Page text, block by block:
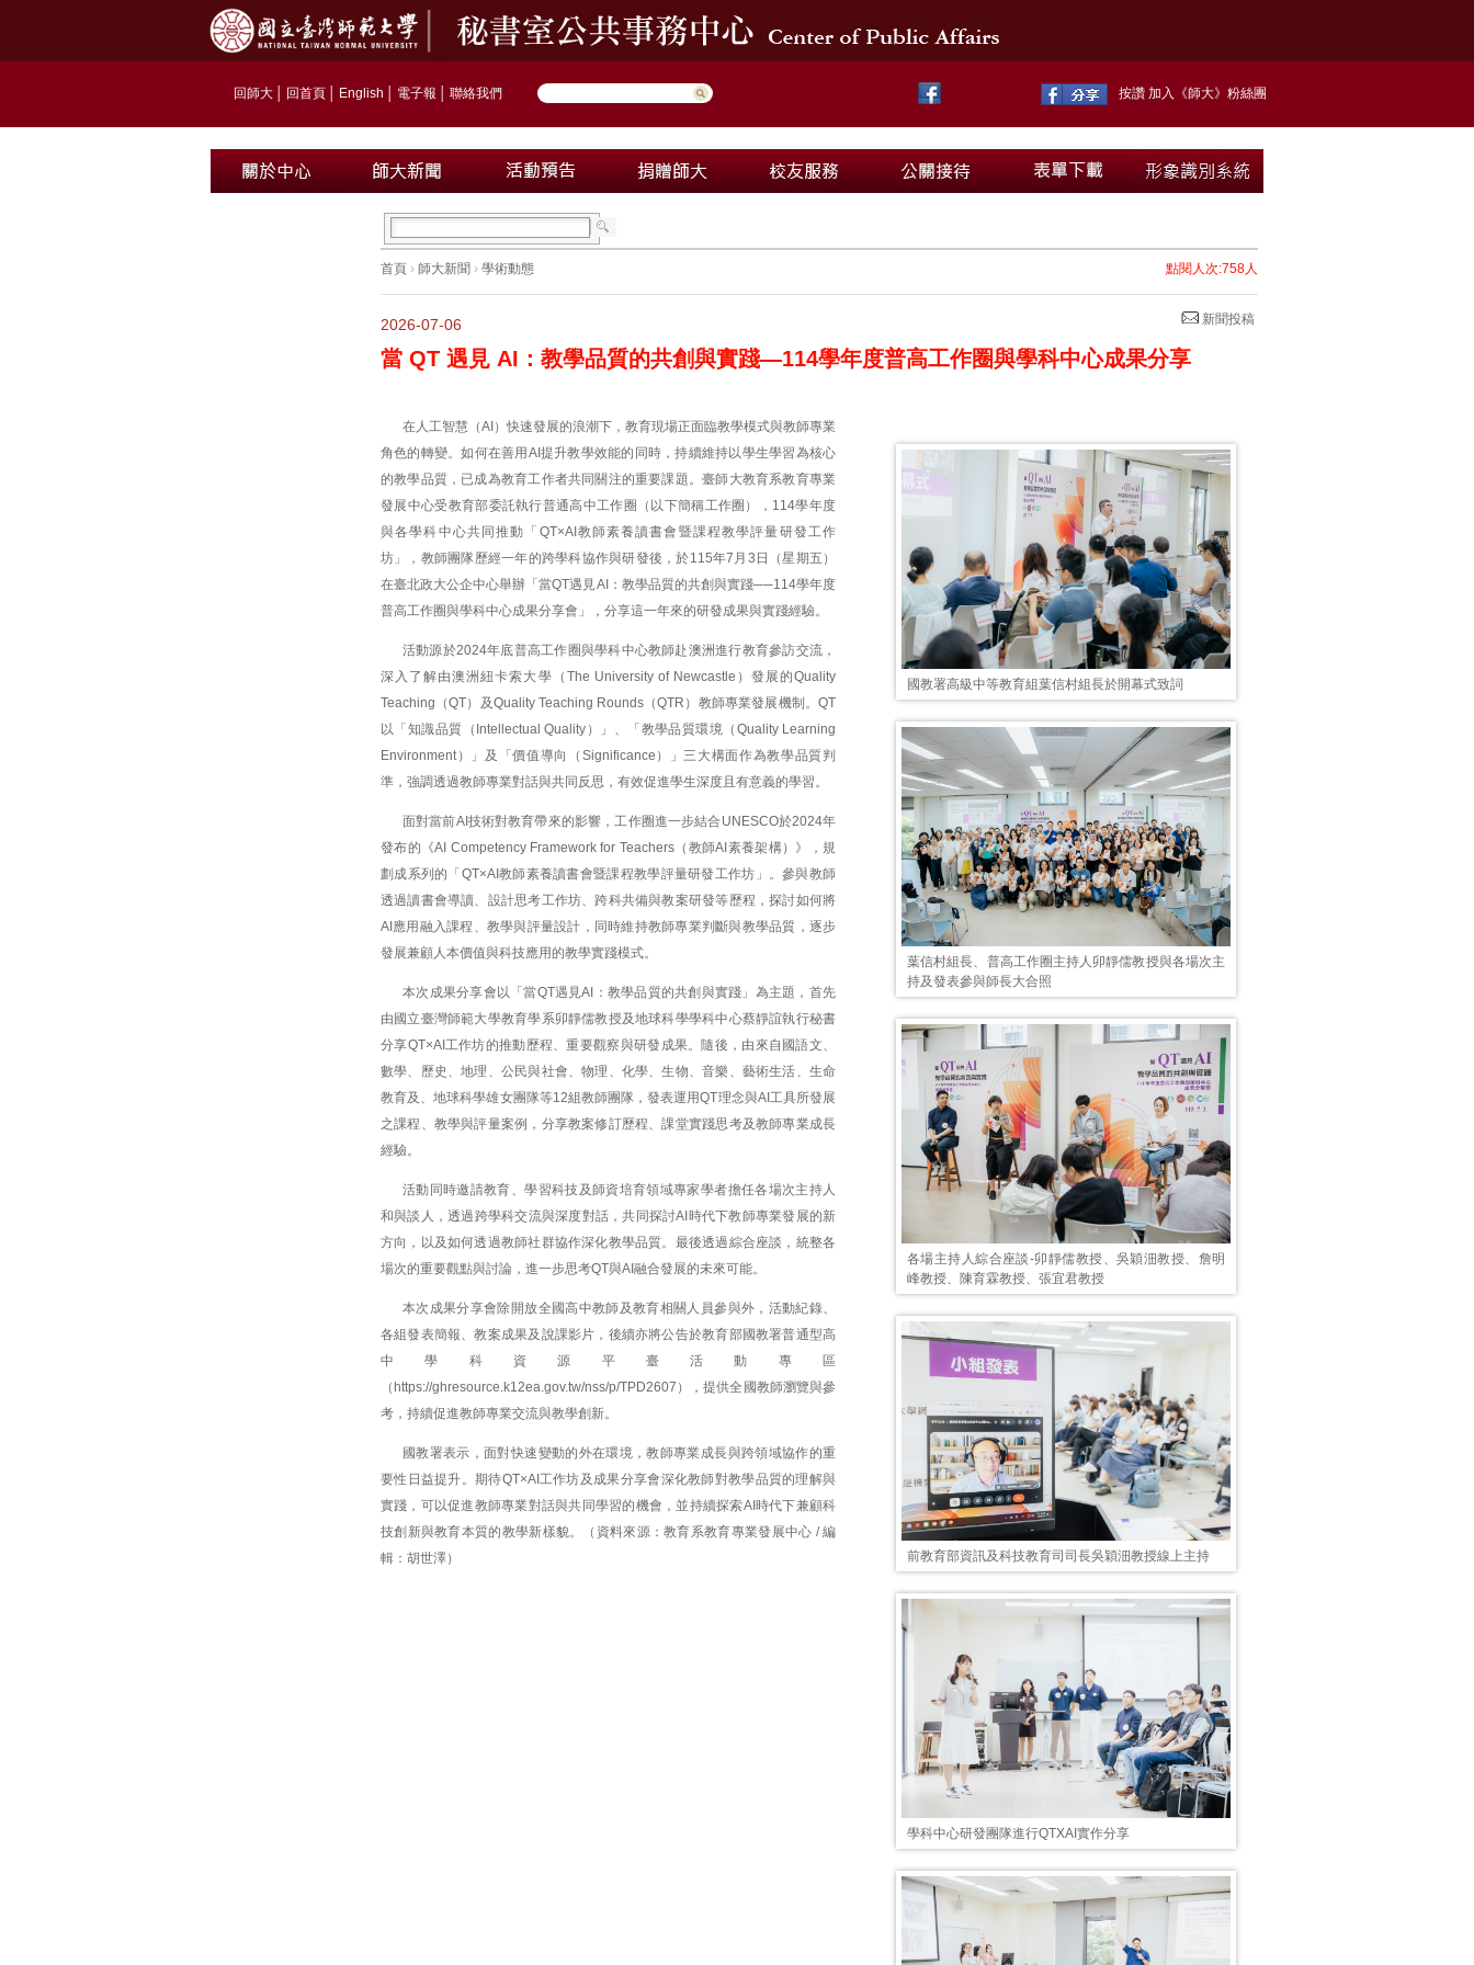
回師大 回首頁 English 電子報 聯絡我們 按讚 加入《師大》粉絲團
首頁 › 師大新聞 › 學術動態 點閱人次:758人
新聞投稿
2026-07-06
當 QT 遇見 AI：教學品質的共創與實踐—114學年度普高工作圈與學科中心成果分享
國教署高級中等教育組葉信村組長於開幕式致詞
葉信村組長、普高工作圈主持人卯靜儒教授與各場次主
持及發表參與師長大合照
各場主持人綜合座談-卯靜儒教授、吳穎沺教授、詹明
峰教授、陳育霖教授、張宜君教授
前教育部資訊及科技教育司司長吳穎沺教授線上主持
學科中心研發團隊進行QTXAI實作分享
在人工智慧（AI）快速發展的浪潮下，教育現場正面臨教學模式與教師專業
角色的轉變。如何在善用AI提升教學效能的同時，持續維持以學生學習為核心
的教學品質，已成為教育工作者共同關注的重要課題。臺師大教育系教育專業
發展中心受教育部委託執行普通高中工作圈（以下簡稱工作圈），114學年度
與各學科中心共同推動「QT×AI教師素養讀書會暨課程教學評量研發工作
坊」，教師團隊歷經一年的跨學科協作與研發後，於115年7月3日（星期五）
在臺北政大公企中心舉辦「當QT遇見AI：教學品質的共創與實踐──114學年度
普高工作圈與學科中心成果分享會」，分享這一年來的研發成果與實踐經驗。
活動源於2024年底普高工作圈與學科中心教師赴澳洲進行教育參訪交流，
深入了解由澳洲紐卡索大學（The University of Newcastle）發展的Quality
Teaching（QT）及Quality Teaching Rounds（QTR）教師專業發展機制。QT
以「知識品質（Intellectual Quality）」、「教學品質環境（Quality Learning
Environment）」及「價值導向（Significance）」三大構面作為教學品質判
準，強調透過教師專業對話與共同反思，有效促進學生深度且有意義的學習。
面對當前AI技術對教育帶來的影響，工作圈進一步結合UNESCO於2024年
發布的《AI Competency Framework for Teachers（教師AI素養架構）》，規
劃成系列的「QT×AI教師素養讀書會暨課程教學評量研發工作坊」。參與教師
透過讀書會導讀、設計思考工作坊、跨科共備與教案研發等歷程，探討如何將
AI應用融入課程、教學與評量設計，同時維持教師專業判斷與教學品質，逐步
發展兼顧人本價值與科技應用的教學實踐模式。
本次成果分享會以「當QT遇見AI：教學品質的共創與實踐」為主題，首先
由國立臺灣師範大學教育學系卯靜儒教授及地球科學學科中心蔡靜誼執行秘書
分享QT×AI工作坊的推動歷程、重要觀察與研發成果。隨後，由來自國語文、
數學、歷史、地理、公民與社會、物理、化學、生物、音樂、藝術生活、生命
教育及、地球科學雄女團隊等12組教師團隊，發表運用QT理念與AI工具所發展
之課程、教學與評量案例，分享教案修訂歷程、課堂實踐思考及教師專業成長
經驗。
活動同時邀請教育、學習科技及師資培育領域專家學者擔任各場次主持人
和與談人，透過跨學科交流與深度對話，共同探討AI時代下教師專業發展的新
方向，以及如何透過教師社群協作深化教學品質。最後透過綜合座談，統整各
場次的重要觀點與討論，進一步思考QT與AI融合發展的未來可能。
本次成果分享會除開放全國高中教師及教育相關人員參與外，活動紀錄、
各組發表簡報、教案成果及說課影片，後續亦將公告於教育部國教署普通型高
中學科資源平臺活動專區
（https://ghresource.k12ea.gov.tw/nss/p/TPD2607），提供全國教師瀏覽與參
考，持續促進教師專業交流與教學創新。
國教署表示，面對快速變動的外在環境，教師專業成長與跨領域協作的重
要性日益提升。期待QT×AI工作坊及成果分享會深化教師對教學品質的理解與
實踐，可以促進教師專業對話與共同學習的機會，並持續探索AI時代下兼顧科
技創新與教育本質的教學新樣貌。（資料來源：教育系教育專業發展中心 / 編
輯：胡世澤）